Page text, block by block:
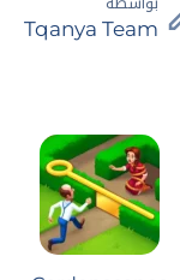
Tqanya Team